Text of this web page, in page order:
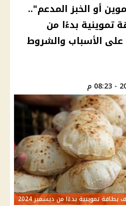
أو الخبز المدعم"..
بطاقة تموينية بدءًا من
تعرف على الأسباب والشروط